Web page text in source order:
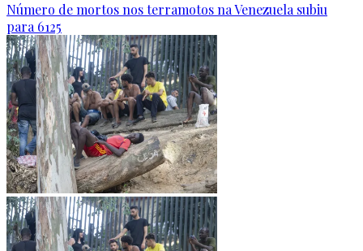
Número de mortos nos terramotos na Venezuela subiu
para 6125